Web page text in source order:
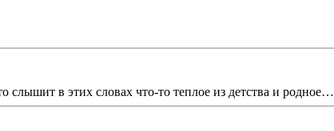
слышит в этих словах что-то теплое из детства и родное…